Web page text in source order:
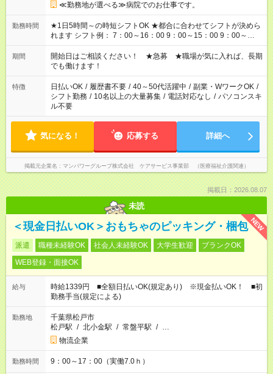
≪勤務地が選べる≫病院でのお仕事です。
勤務時間
★1日5時間～の時短シフトOK ★都合に合わせてシフトが決めら
れます シフト例： 7：00～16：00 9：00～15：00 9：00～
18：00 11：00～20：00 など ※Wワークの場合、他のお仕事と
合わせ週40時間超の就業はご案内できません ※法令に基づき、
週20時間以上勤務は社会保険への加入対象となります ※労働者
派遣法（日雇い派遣の原則禁止）により、短時間・短期間の就
業はご案内が難しい場合があります
期間
開始日はご相談ください！ ★急募 ★職場が気に入れば、長期
でも働けます！
特徴 日払いOK / 履歴書不要 / 40～50代活躍中 / 副業・WワークOK /
シフト勤務 / 10名以上の大量募集 / 電話対応なし / パソコンスキ
ル不要
気になる！ 応募する 詳細へ
掲載元企業名 マンパワーグループ株式会社 ケアサービス事業部 （医療福祉介護関連）
掲載日：2026.08.07
未読
NEW
＜現金日払いOK＞おもちゃのピッキング・梱包
派遣 職種未経験OK 社会人未経験OK 大学生歓迎
ブランクOK
WEB登録・面接OK
給与
時給1339円 ■全額日払いOK(規定あり) ※現金払いOK！ ■初
勤務手当(規定による)
勤務地
千葉県松戸市
松戸駅 / 北小金駅 / 常盤平駅 / …
物流企業
勤務時間 9：00～17：00（実働7.0ｈ）